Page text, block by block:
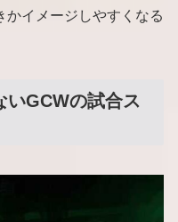
かイメージしやすくなる
いGCWの試合ス